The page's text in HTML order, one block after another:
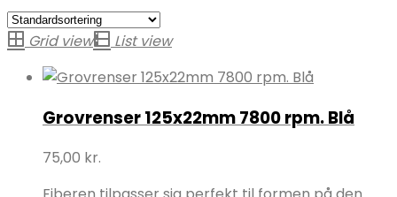
Grid view List view
Grovrenser 125x22mm 7800 rpm. Blå
75,00 kr.